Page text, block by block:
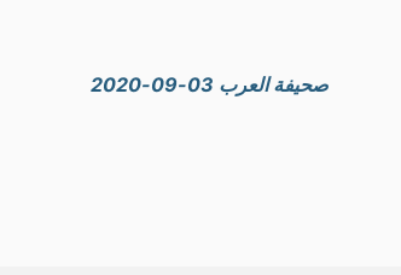
صحيفة العرب 03-09-2020